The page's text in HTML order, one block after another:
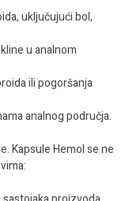
uključujući bol,
u analnom
ili pogoršanja
analnog područja.
Kapsule Hemol se ne